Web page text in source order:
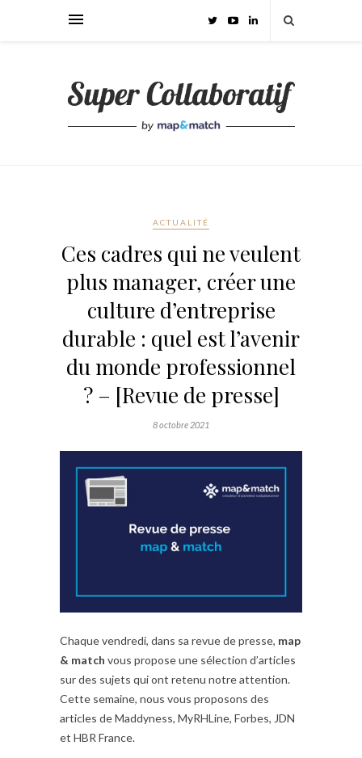
ACTUALITÉ
Ces cadres qui ne veulent
plus manager, créer une
culture d’entreprise
durable : quel est l’avenir
du monde professionnel
? – [Revue de presse]
8 octobre 2021
Chaque vendredi, dans sa revue de presse, map
& match vous propose une sélection d’articles
sur des sujets qui ont retenu notre attention.
Cette semaine, nous vous proposons des
articles de Maddyness, MyRHLine, Forbes, JDN
et HBR France.